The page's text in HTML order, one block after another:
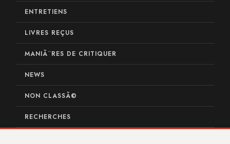
ENTRETIENS
LIVRES REÇUS
MANIÃ¨RES DE CRITIQUER
NEWS
NON CLASSÃ©
RECHERCHES